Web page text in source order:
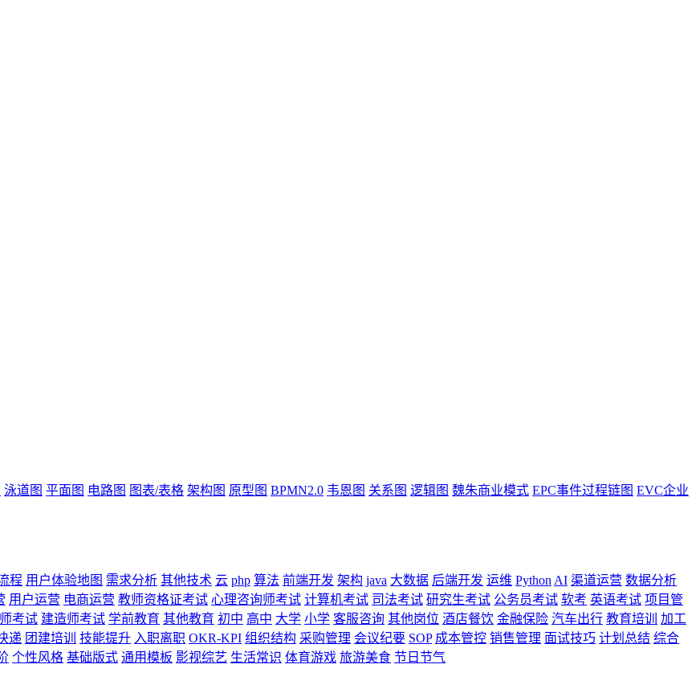
泳道图 平面图 电路图 图表/表格 架构图 原型图 BPMN2.0 韦恩图 关系图 逻辑图 魏朱商业模式 EPC事件过程链图 EVC企业
程 用户体验地图 需求分析 其他技术 云 php 算法 前端开发 架构 java 大数据 后端开发 运维 Python AI 渠道运营 数据分析
用户运营 电商运营 教师资格证考试 心理咨询师考试 计算机考试 司法考试 研究生考试 公务员考试 软考 英语考试 项目管
考试 建造师考试 学前教育 其他教育 初中 高中 大学 小学 客服咨询 其他岗位 酒店餐饮 金融保险 汽车出行 教育培训
加工
递 团建培训 技能提升 入职离职 OKR-KPI 组织结构 采购管理 会议纪要 SOP 成本管控 销售管理 面试技巧 计划总结 综合
个性风格 基础版式 通用模板 影视综艺 生活常识 体育游戏 旅游美食 节日节气